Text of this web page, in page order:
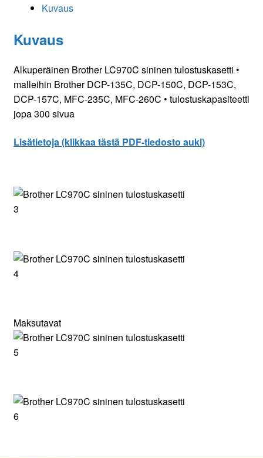
Kuvaus
Kuvaus
Alkuperäinen Brother LC970C sininen tulostuskasetti •
malleihin Brother DCP-135C, DCP-150C, DCP-153C,
DCP-157C, MFC-235C, MFC-260C • tulostuskapasiteetti
jopa 300 sivua
Lisätietoja (klikkaa tästä PDF-tiedosto auki)
Maksutavat